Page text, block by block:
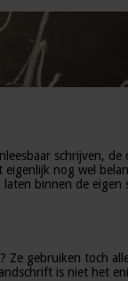
schrijven,
nog wel
binnen de eigen
gebruiken toch
is niet het